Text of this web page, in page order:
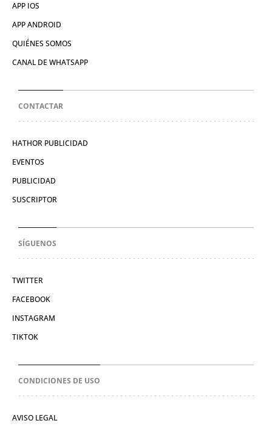
APP IOS
APP ANDROID
QUIÉNES SOMOS
CANAL DE WHATSAPP
CONTACTAR
HATHOR PUBLICIDAD
EVENTOS
PUBLICIDAD
SUSCRIPTOR
SÍGUENOS
TWITTER
FACEBOOK
INSTAGRAM
TIKTOK
CONDICIONES DE USO
AVISO LEGAL